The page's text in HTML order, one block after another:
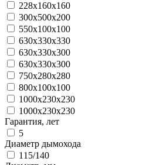
228x160x160
300x500x200
550x100x100
630x330x330
630х330х300
630х330х300
750x280x280
800x100x100
1000х230х230
1000х230х230
Гарантия, лет
5
Диаметр дымохода
115/140